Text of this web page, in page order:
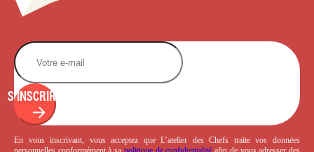
S'INSCRIRE
En vous inscrivant, vous acceptez que L’atelier des Chefs traite vos données